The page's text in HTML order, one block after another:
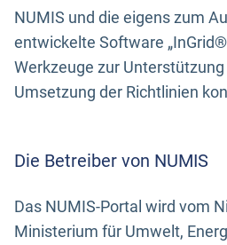
NUMIS und die eigens zum
entwickelte Software
Werkzeuge zur
Umsetzung der Richtlinien
Die Betreiber von NUMIS
Das NUMIS-Portal wird vom
Ministerium für Umwelt,